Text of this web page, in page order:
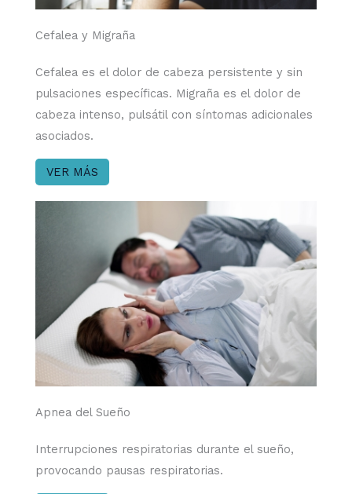
Cefalea y Migraña
Cefalea es el dolor de cabeza persistente y sin
pulsaciones específicas. Migraña es el dolor de
cabeza intenso, pulsátil con síntomas adicionales
asociados.
VER MÁS
Apnea del Sueño
Interrupciones respiratorias durante el sueño,
provocando pausas respiratorias.